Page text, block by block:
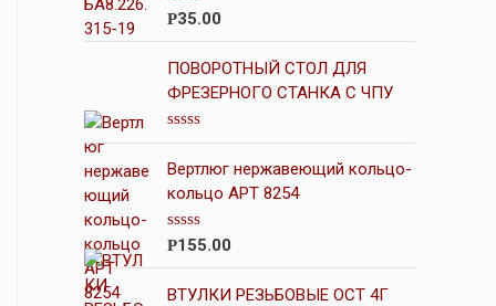
а
0
з
5
О
н
к
а
0
з
5
Р35.00
ПОВОРОТНЫЙ СТОЛ ДЛЯ
ФРЕЗЕРНОГО СТАНКА С ЧПУ
О
ц
е
н
а
0
5
Вертлюг нержавеющий кольцо-
кольцо АРТ 8254
О
н
Р155.00
ВТУЛКИ РЕЗЬБОВЫЕ ОСТ 4Г